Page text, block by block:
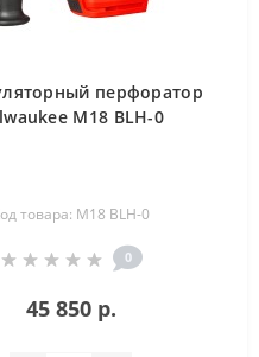
перфоратор
M18 BLH-0
товара: M18 BLH-0
0
45 850 р.